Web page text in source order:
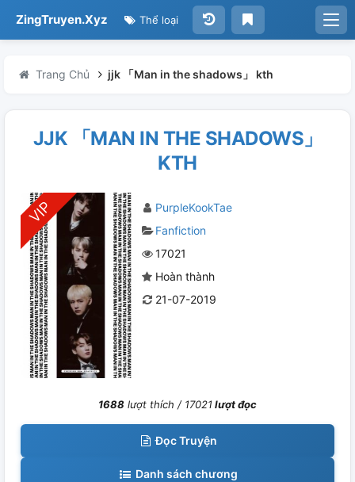
ZingTruyen.Xyz Thể loại
Trang Chủ jjk 「Man in the shadows」 kth
JJK 「MAN IN THE SHADOWS」
KTH
PurpleKookTae
Fanfiction
17021
Hoàn thành
21-07-2019
1688 lượt thích / 17021lượt đọc
Đọc Truyện
Danh sách chương